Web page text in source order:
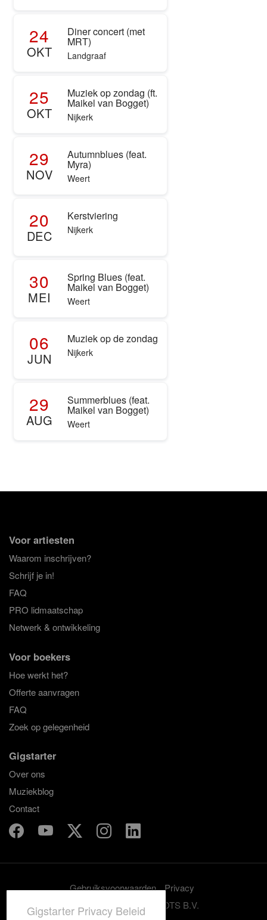
24
OKT
Diner concert (met
MRT)
Landgraaf
25
OKT
Muziek op zondag (ft.
Maikel van Bogget)
Nijkerk
29
NOV
Autumnblues (feat.
Myra)
Weert
20
DEC
Kerstviering
Nijkerk
30
MEI
Spring Blues (feat.
Maikel van Bogget)
Weert
06
JUN
Muziek op de zondag
Nijkerk
29
AUG
Summerblues (feat.
Maikel van Bogget)
Weert
Voor artiesten
Waarom inschrijven?
Schrijf je in!
FAQ
PRO lidmaatschap
Netwerk & ontwikkeling
Voor boekers
Hoe werkt het?
Offerte aanvragen
FAQ
Zoek op gelegenheid
Gigstarter
Over ons
Muziekblog
Contact
Gebruiksvoorwaarden
Privacy
© 2012-2026 GRASSROOTS B.V.
Gigstarter Privacy Beleid